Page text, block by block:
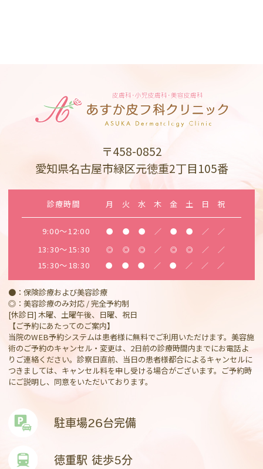
〒458-0852
愛知県名古屋市緑区元徳重2丁目105番
診療時間 月 火 水 木 金 土 日 祝
9:00～12:00 ● ● ● ／ ● ● ／ ／
13:30～15:30 ◎ ◎ ◎ ／ ◎ ◎ ／ ／
15:30～18:30 ● ● ● ／ ● ／ ／ ／
●：保険診療および美容診療
◎：美容診療のみ対応 / 完全予約制
[休診日] 木曜、土曜午後、日曜、祝日
【ご予約にあたってのご案内】
当院のWEB予約システムは患者様に無料でご利用いただけます。美容施
術のご予約のキャンセル・変更は、2日前の診療時間内までにお電話よ
りご連絡ください。診察日直前、当日の患者様都合によるキャンセルに
つきましては、キャンセル料を申し受ける場合がございます。ご予約時
にご説明し、同意をいただいております。
駐車場26台完備
徳重駅 徒歩5分